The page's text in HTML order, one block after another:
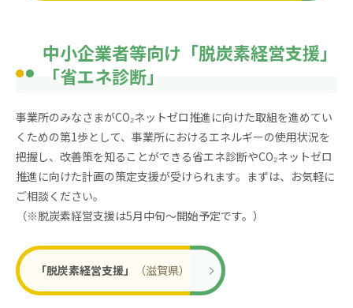
中小企業者等向け「脱炭素経営支援」
「省エネ診断」
事業所のみなさまがCO₂ネットゼロ推進に向けた取組を進めてい
くための第1歩として、事業所におけるエネルギーの使用状況を
把握し、改善策を知ることができる省エネ診断やCO₂ネットゼロ
推進に向けた計画の策定支援が受けられます。まずは、お気軽に
ご相談ください。
（※脱炭素経営支援は5月中旬～開始予定です。）
「脱炭素経営支援」 （滋賀県）